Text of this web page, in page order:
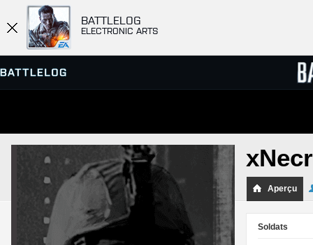
BATTLELOG
ELECTRONIC ARTS
SERVEURS
PARTIES
Aperçu
Soldats